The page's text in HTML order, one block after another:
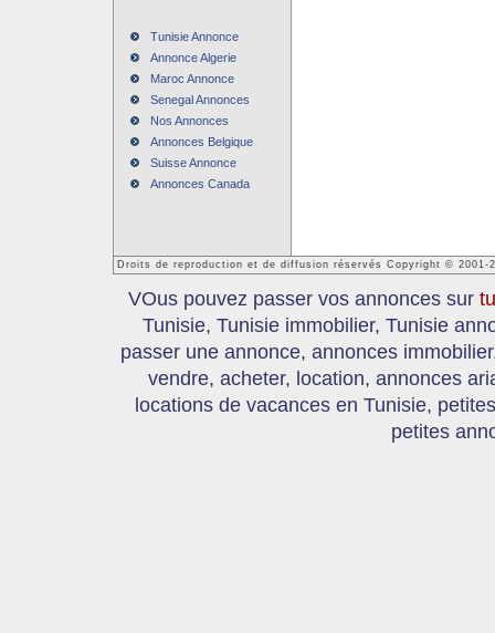
Tunisie Annonce
Annonce Algerie
Maroc Annonce
Senegal Annonces
Nos Annonces
Annonces Belgique
Suisse Annonce
Annonces Canada
Droits de reproduction et de diffusion réservés Copyright © 2001-
VOus pouvez passer vos annonces sur
Tunisie, Tunisie immobilier, Tunisie
passer une annonce, annonces
vendre, acheter, location, annonces
locations de vacances en Tunisie,
petites